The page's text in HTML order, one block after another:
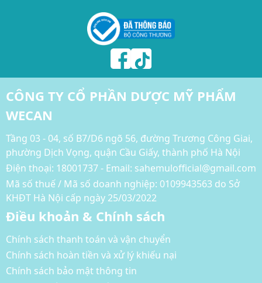
CÔNG TY CỔ PHẦN DƯỢC MỸ PHẨM
WECAN
Tầng 03 - 04, số B7/D6 ngõ 56, đường Trương Công Giai,
phường Dịch Vọng, quận Cầu Giấy, thành phố Hà Nội
Điện thoại: 18001737 - Email: sahemulofficial@gmail.com
Mã số thuế / Mã số doanh nghiệp: 0109943563 do Sở
KHĐT Hà Nội cấp ngày 25/03/2022
Điều khoản & Chính sách
Chính sách thanh toán và vận chuyển
Chính sách hoàn tiền và xử lý khiếu nại
Chính sách bảo mật thông tin